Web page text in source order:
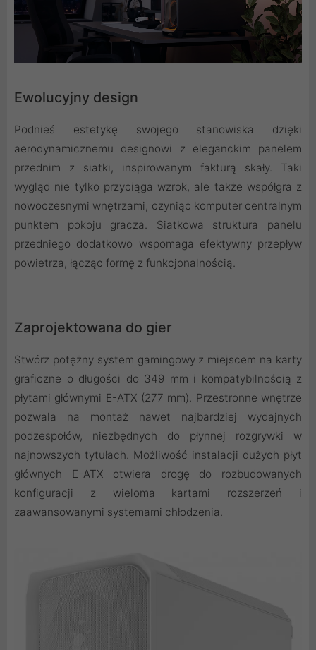
Ewolucyjny design
Podnieś estetykę swojego stanowiska dzięki
aerodynamicznemu designowi z eleganckim panelem
przednim z siatki, inspirowanym fakturą skały. Taki
wygląd nie tylko przyciąga wzrok, ale także współgra z
nowoczesnymi wnętrzami, czyniąc komputer centralnym
punktem pokoju gracza. Siatkowa struktura panelu
przedniego dodatkowo wspomaga efektywny przepływ
powietrza, łącząc formę z funkcjonalnością.
Zaprojektowana do gier
Stwórz potężny system gamingowy z miejscem na karty
graficzne o długości do 349 mm i kompatybilnością z
płytami głównymi E-ATX (277 mm). Przestronne wnętrze
pozwala na montaż nawet najbardziej wydajnych
podzespołów, niezbędnych do płynnej rozgrywki w
najnowszych tytułach. Możliwość instalacji dużych płyt
głównych E-ATX otwiera drogę do rozbudowanych
konfiguracji z wieloma kartami rozszerzeń i
zaawansowanymi systemami chłodzenia.